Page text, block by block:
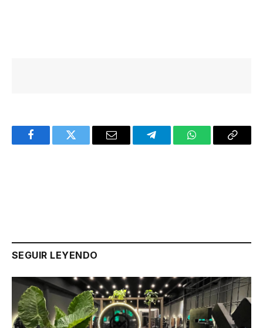
FacebookTwitter Email TelegramWhatsAppCopy
SEGUIR LEYENDO